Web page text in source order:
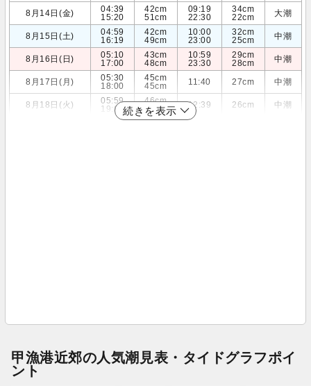
8月14日(金)
04:39
15:20
42cm
51cm
09:19
22:30
34cm
22cm
大潮
8月15日(土)
04:59
16:19
42cm
49cm
10:00
23:00
32cm
25cm
中潮
8月16日(日)
05:10
17:00
43cm
48cm
10:59
23:30
29cm
28cm
中潮
8月17日(月)
05:30
18:00
45cm
45cm
11:40 27cm 中潮
8月18日(火)
05:59
19:00
46cm
42cm
12:39 26cm 中潮
続きを表示
甲漁港近郊の人気潮見表・タイドグラフポイ
ント